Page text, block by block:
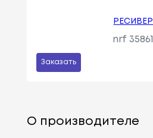
РЕСИВЕР
nrf 35861
Заказать
О производителе